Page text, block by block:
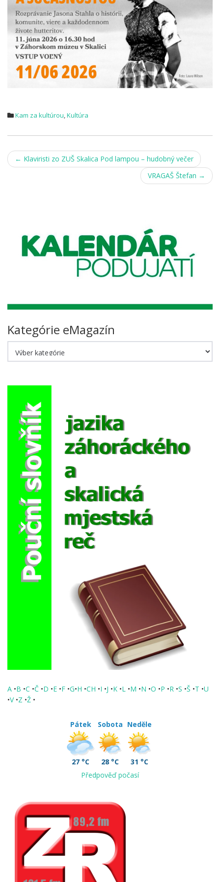
Kam za kultúrou,Kultúra
Post
← Klaviristi zo ZUŠ Skalica Pod lampou – hudobný večer
VRAGAŠ Štefan →
Kategórie eMagazín
eMagazín
A •B •C •Č •D •E •F •G•H •CH •I •J •K •L •M •N •O •P •R •S •Š •T •U
•V •Z •Ž •
Pátek
27 °C
Sobota
28 °C
Neděle
31 °C
Předpověď počasí